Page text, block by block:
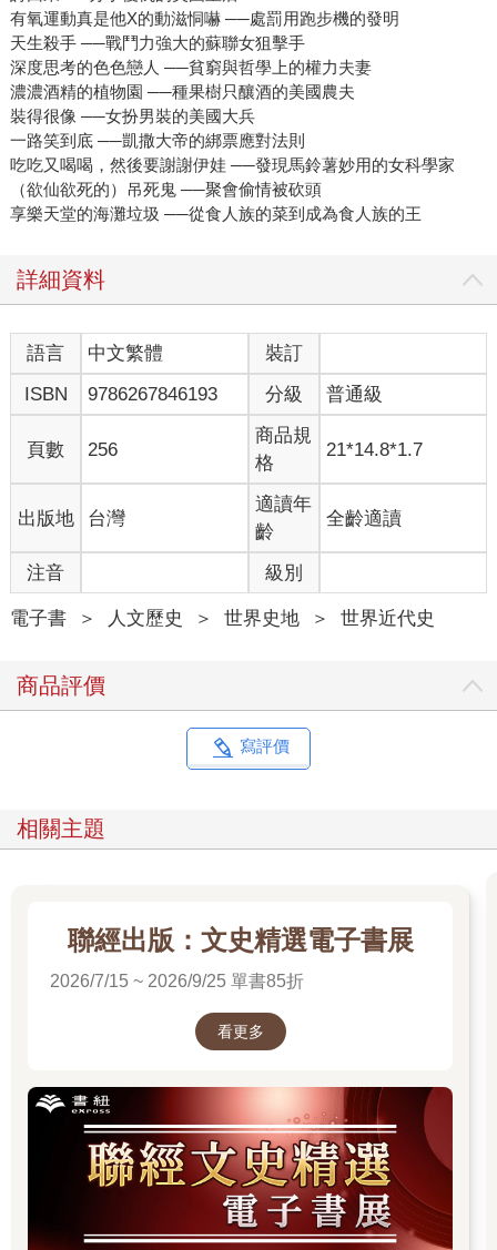
有氧運動真是他X的動滋恫嚇 ──處罰用跑步機的發明
天生殺手 ──戰鬥力強大的蘇聯女狙擊手
深度思考的色色戀人 ──貧窮與哲學上的權力夫妻
濃濃酒精的植物園 ──種果樹只釀酒的美國農夫
裝得很像 ──女扮男裝的美國大兵
一路笑到底 ──凱撒大帝的綁票應對法則
吃吃又喝喝，然後要謝謝伊娃 ──發現馬鈴薯妙用的女科學家
（欲仙欲死的）吊死鬼 ──聚會偷情被砍頭
享樂天堂的海灘垃圾 ──從食人族的菜到成為食人族的王
詳細資料
語言 中文繁體
裝訂
ISBN
9786267846193 分級 普通級
頁數 256
商品規
格
21*14.8*1.7
出版地 台灣
適讀年
齡
全齡適讀
注音 級別
電子書 ＞ 人文歷史 ＞ 世界史地 ＞ 世界近代史
商品評價
寫評價
相關主題
聯經出版：文史精選電子書展
2026/7/15 ~ 2026/9/25 單書85折
看更多